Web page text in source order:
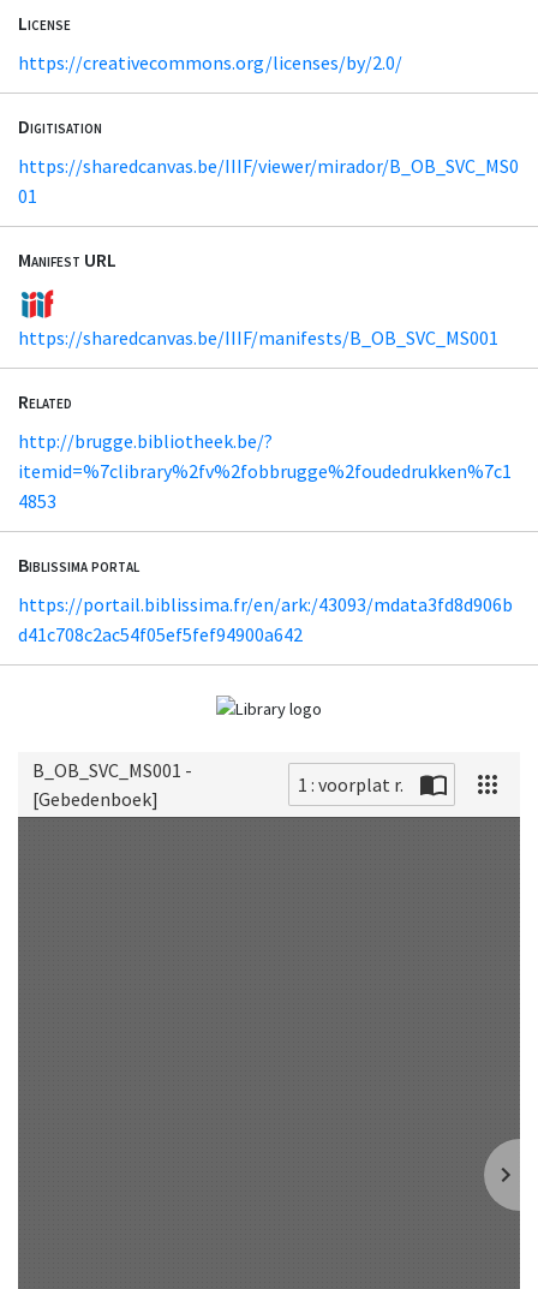
License
https://creativecommons.org/licenses/by/2.0/
Digitisation
https://sharedcanvas.be/IIIF/viewer/mirador/B_OB_SVC_MS0
01
Manifest URL
https://sharedcanvas.be/IIIF/manifests/B_OB_SVC_MS001
Related
http://brugge.bibliotheek.be/?
itemid=%7clibrary%2fv%2fobbrugge%2foudedrukken%7c1
4853
Biblissima portal
https://portail.biblissima.fr/en/ark:/43093/mdata3fd8d906b
d41c708c2ac54f05ef5fef94900a642
B_OB_SVC_MS001 -
[Gebedenboek]
1 : voorplat r.